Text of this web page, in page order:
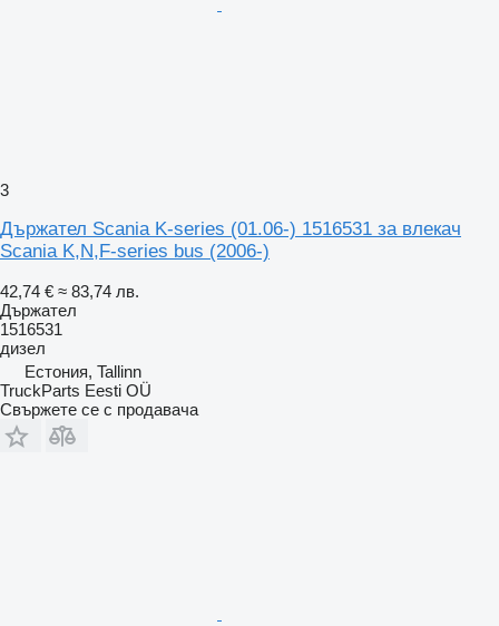
3
Държател Scania K-series (01.06-) 1516531 за влекач
Scania K,N,F-series bus (2006-)
42,74 € ≈ 83,74 лв.
Държател
1516531
дизел
Естония, Tallinn
TruckParts Eesti OÜ
Свържете се с продавача